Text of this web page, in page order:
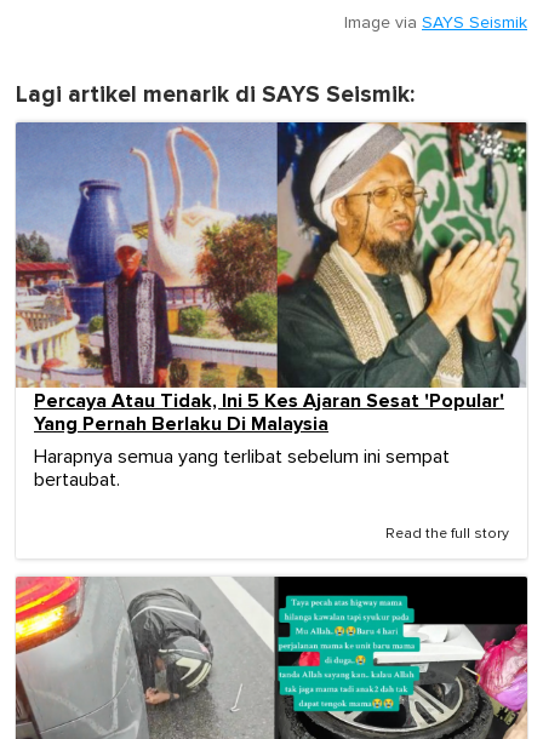
Image via SAYS Seismik
Lagi artikel menarik di SAYS Seismik:
Percaya Atau Tidak, Ini 5 Kes Ajaran Sesat 'Popular'
Yang Pernah Berlaku Di Malaysia
Harapnya semua yang terlibat sebelum ini sempat
bertaubat.
Read the full story